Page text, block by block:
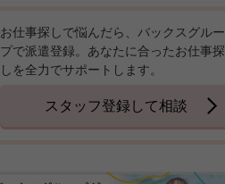
お仕事探しで悩んだら、バックスグルー
プで派遣登録。あなたに合ったお仕事探
しを全力でサポートします。
スタッフ登録して相談